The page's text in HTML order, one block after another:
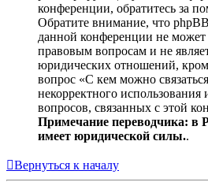
конференции, обратитесь за
Обратите внимание, что
данной конференции не может
правовым вопросам и не
юридических отношений,
вопрос «С кем можно
некорректного
вопросов, связанных с этой
Примечание переводчика: в
имеет юридической силы..
Вернуться к началу